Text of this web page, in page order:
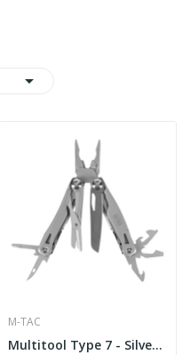

M-TAC
Multitool Type 7 - Silver [M-Tac]